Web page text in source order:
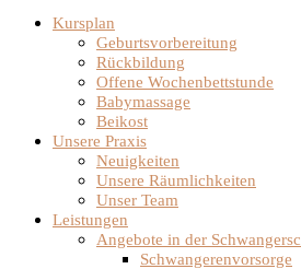
Kursplan
Geburtsvorbereitung
Rückbildung
Offene Wochenbettstunde
Babymassage
Beikost
Unsere Praxis
Neuigkeiten
Unsere Räumlichkeiten
Unser Team
Leistungen
Angebote in der
Schwangerenvorsorge